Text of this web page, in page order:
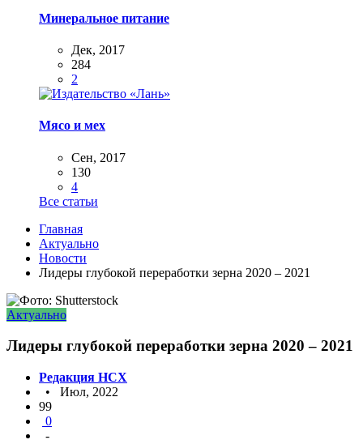
Минеральное питание
Дек, 2017
284
2
Мясо и мех
Сен, 2017
130
4
Все статьи
Главная
Актуально
Новости
Лидеры глубокой переработки зерна 2020 – 2021
Актуально
Лидеры глубокой переработки зерна 2020 – 2021
Редакция НСХ
• Июл, 2022
99
0
-